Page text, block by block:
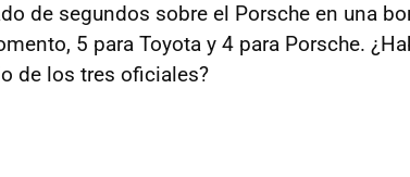
de segundos sobre el Porsche en una
5 para Toyota y 4 para Porsche.
de los tres oficiales?